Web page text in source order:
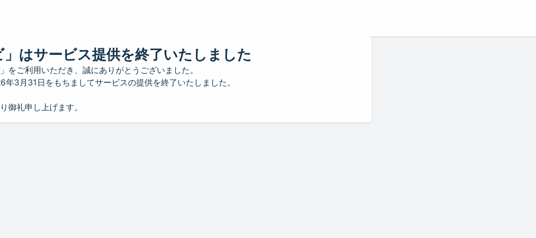
」はサービス提供を終了いたしました
をご利用いただき、誠にありがとうございました。
年3月31日をもちましてサービスの提供を終了いたしました。
御礼申し上げます。